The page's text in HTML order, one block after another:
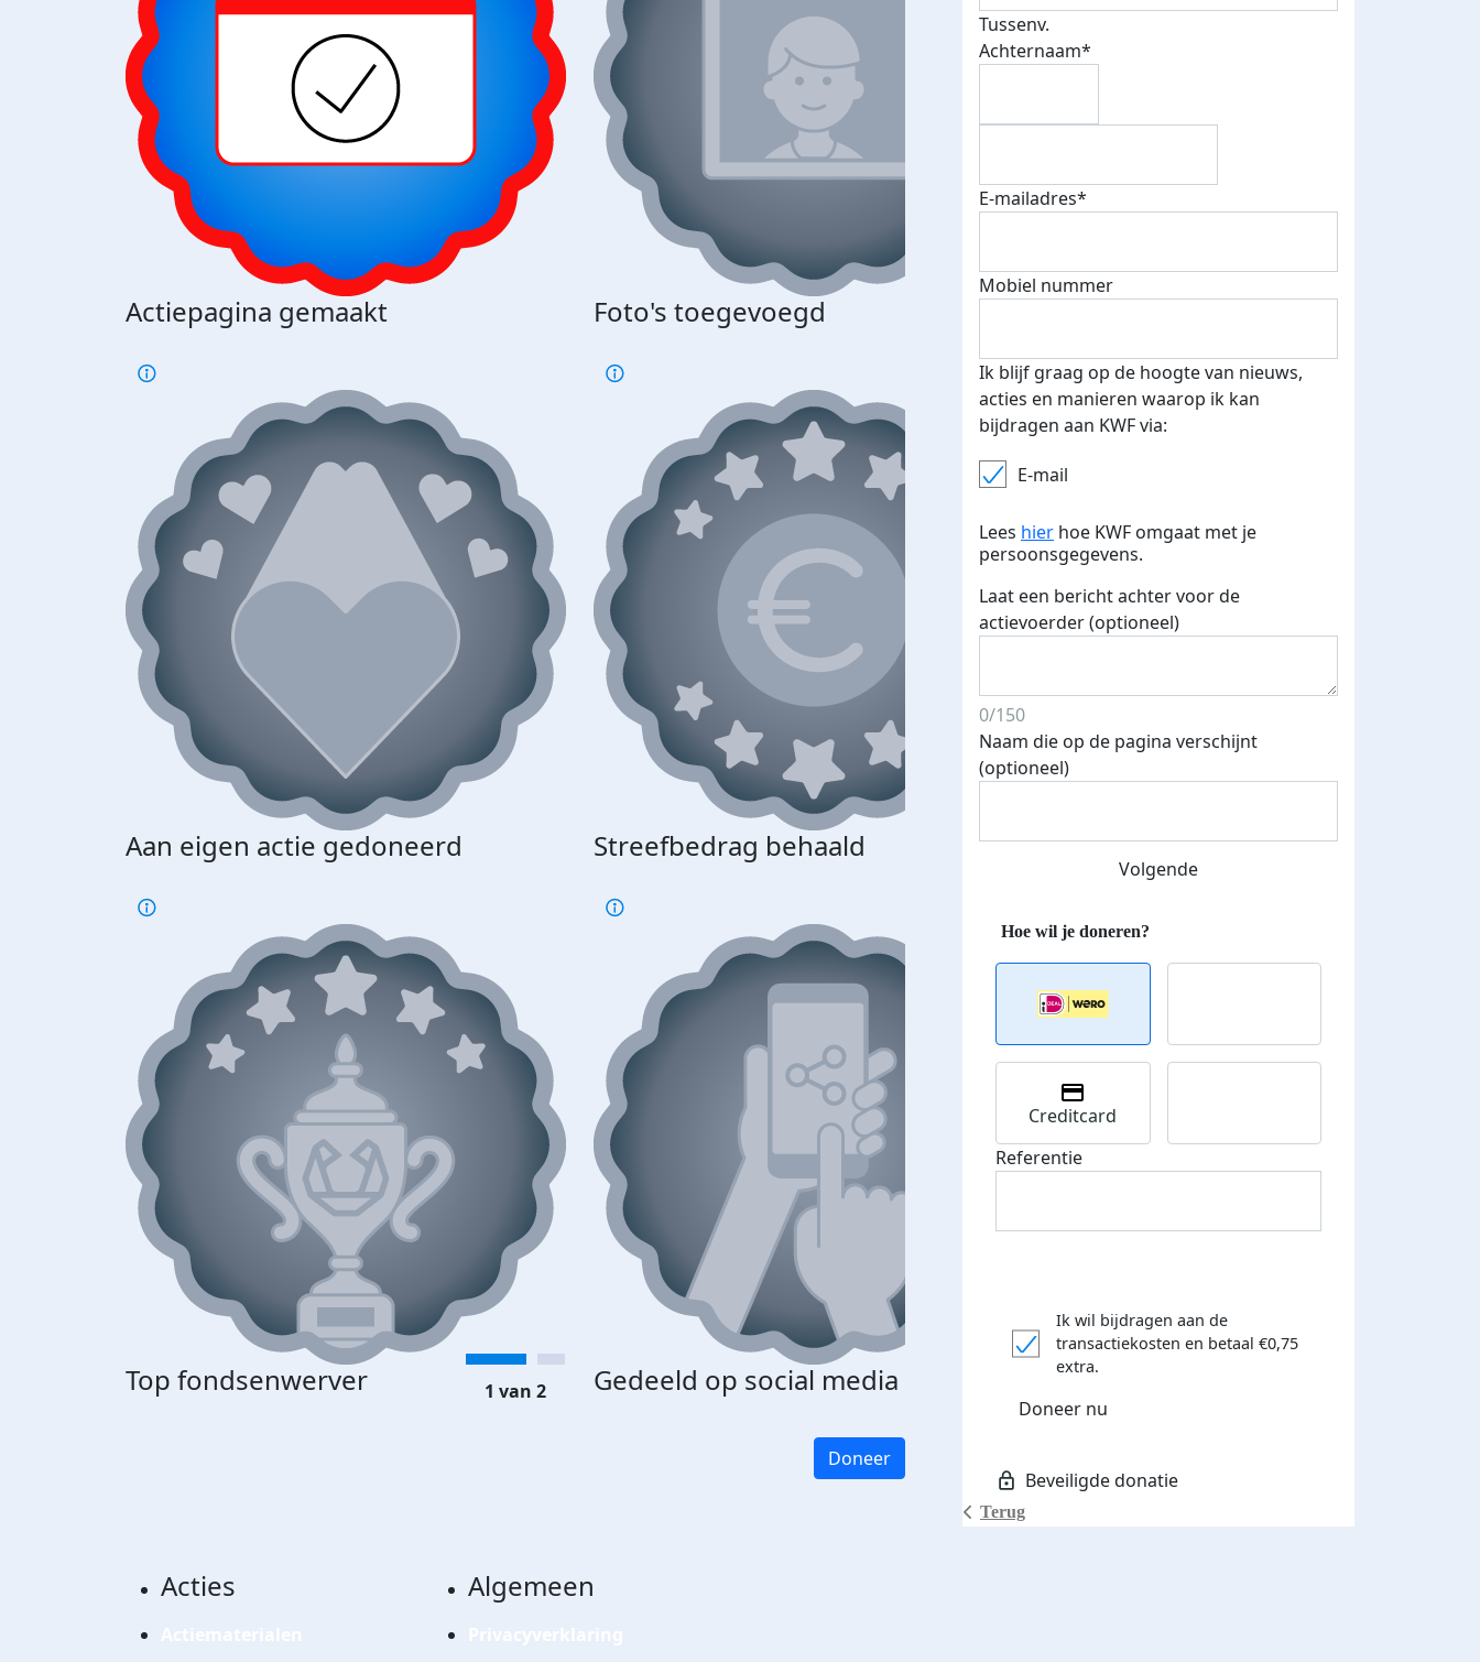
Actiepagina gemaakt Foto's toegevoegd E-mails verstuurd
Aan eigen actie gedoneerd Streefbedrag behaald Streefbedrag verhoogd
Top fondsenwerver Gedeeld op social media Donateurs bedankt
€500 euro opgehaald: t-shirt
1 van 2
Doneer
Tussenv.
Achternaam*
E-mailadres*
Mobiel nummer
Ik blijf graag op de hoogte van nieuws,
acties en manieren waarop ik kan
bijdragen aan KWF via:
E-mail
Lees hier hoe KWF omgaat met je
persoonsgegevens.
Laat een bericht achter voor de
actievoerder (optioneel)
0/150
Naam die op de pagina verschijnt
(optioneel)
Volgende
Terug
Creditcard
Referentie
Ik wil bijdragen aan de
transactiekosten en betaal €0,75
extra.
Doneer nu
Acties Algemeen